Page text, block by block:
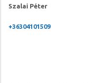
Szalai Péter
+36304101509